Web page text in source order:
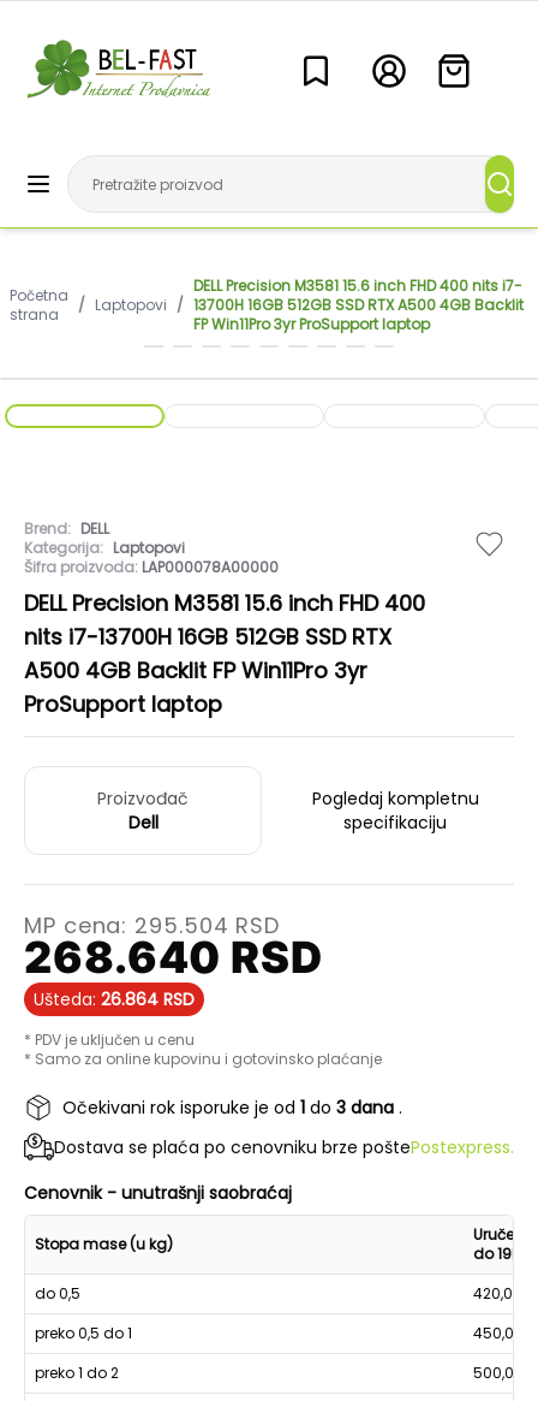
Početna
strana
/ Laptopovi /
DELL Precision M3581 15.6 inch FHD 400 nits i7-
13700H 16GB 512GB SSD RTX A500 4GB Backlit
FP Win11Pro 3yr ProSupport laptop
Brend: DELL
Kategorija: Laptopovi
Šifra proizvoda: LAP000078A00000
DELL Precision M3581 15.6 inch FHD 400
nits i7-13700H 16GB 512GB SSD RTX
A500 4GB Backlit FP Win11Pro 3yr
ProSupport laptop
Proizvođač
Dell
Pogledaj kompletnu
specifikaciju
MP cena: 295.504 RSD
268.640 RSD
Ušteda: 26.864 RSD
* PDV je uključen u cenu
* Samo za online kupovinu i gotovinsko plaćanje
Očekivani rok isporuke je od 1 do 3 dana .
Dostava se plaća po cenovniku brze poštePostexpress.
Cenovnik - unutrašnji saobraćaj
Stopa mase (u kg)
Uručenje
do 19h
do 0,5
420,00
preko 0,5 do 1
450,00
preko 1 do 2
500,00